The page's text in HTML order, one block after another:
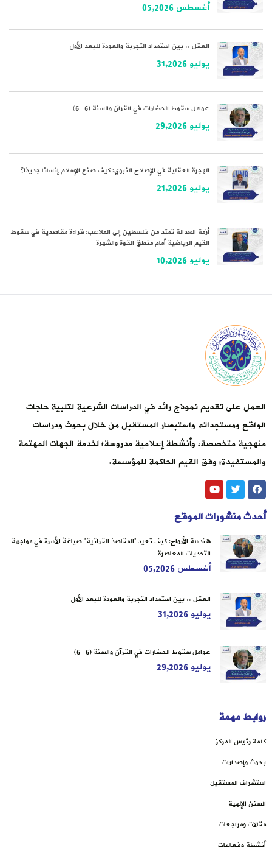
أغسطس 05,2026
العقل .. بين استمداد التجربة والعودة للبعد الأول
يوليو 31,2026
عوامل سقوط الحضارات في القرآن والسنة (6-6)
يوليو 29,2026
الهجرة العقلية في الإصلاح النبوي: كيف صنع الإسلام إنسانًا جديدًا؟
يوليو 21,2026
أزمة العدالة تمتد من فلسطين إلى الملاعب: قراءة مقاصدية في سقوط
القيم الرياضية أمام منطق القوة والشهرة
يوليو 10,2026
العمل على تقديم نموذج رائد في الدراسات الشرعية لتلبية حاجات
الواقع ومستجداته واستبصار المستقبل من خلال بحوث ودراسات
منهجية متخصصة، وأنشطة إعلامية مدروسة؛ لخدمة الجهات المهتمة
والمستفيدة؛ وفق القيم الحاكمة للمؤسسة.
أحدث منشورات الموقع
هندسة الأرواح: كيف تُعيد “المقاصدُ القرآنية” صياغةَ الأسرة في مواجهة
التحديات المعاصرة
أغسطس 05,2026
العقل .. بين استمداد التجربة والعودة للبعد الأول
يوليو 31,2026
عوامل سقوط الحضارات في القرآن والسنة (6-6)
يوليو 29,2026
روابط مهمة
كلمة رئيس المركز
بحوث وإصدارات
استشراف المستقبل
السنن الإلهية
مقالات ومراجعات